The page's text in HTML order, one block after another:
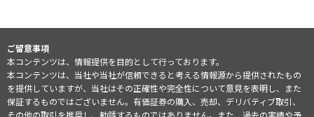
ご留意事項
本コンテンツは、情報提供を目的として行っております。
本コンテンツは、当社や当社が信頼できると考える情報源から提供されたもの
を提供していますが、当社はその正確性や完全性について意見を表明し、また
保証するものではございません。有価証券の購入、売却、デリバティブ取引、